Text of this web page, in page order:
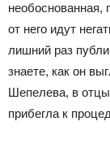
необоснованная,
от него идут
лишний раз
знаете, как он
Шепелева, в
прибегла к